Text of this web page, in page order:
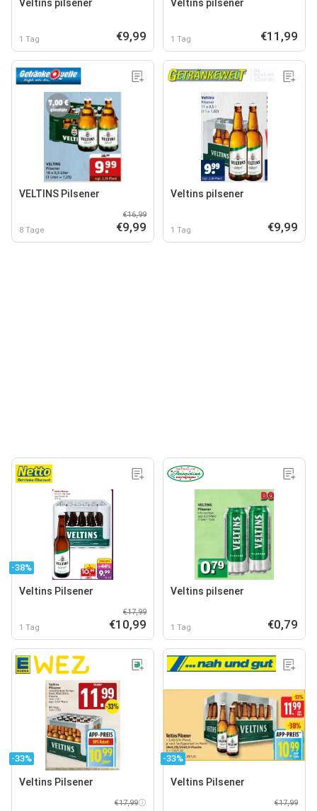
Veltins pilsener
1 Tag €9,99
Veltins pilsener
1 Tag €11,99
VELTINS Pilsener
8 Tage
€16,99
€9,99
Veltins pilsener
1 Tag €9,99
-38%
Veltins Pilsener
1 Tag
€17,99
€10,99
Veltins pilsener
1 Tag €0,79
-33%
Veltins Pilsener
€17,99
-33%
Veltins Pilsener
€17,99